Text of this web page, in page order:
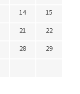
14
15
21
22
28
29